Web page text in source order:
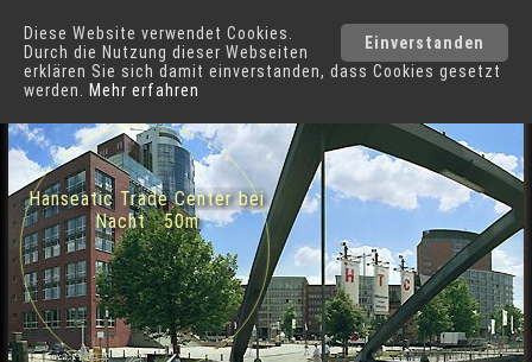
Einverstanden
Diese Website verwendet Cookies.
Durch die Nutzung dieser Webseiten
erklären Sie sich damit einverstanden, dass Cookies gesetzt
werden.
Mehr erfahren
Hamburg Städte
Hanseatic Trade Center bei
Nacht 50m